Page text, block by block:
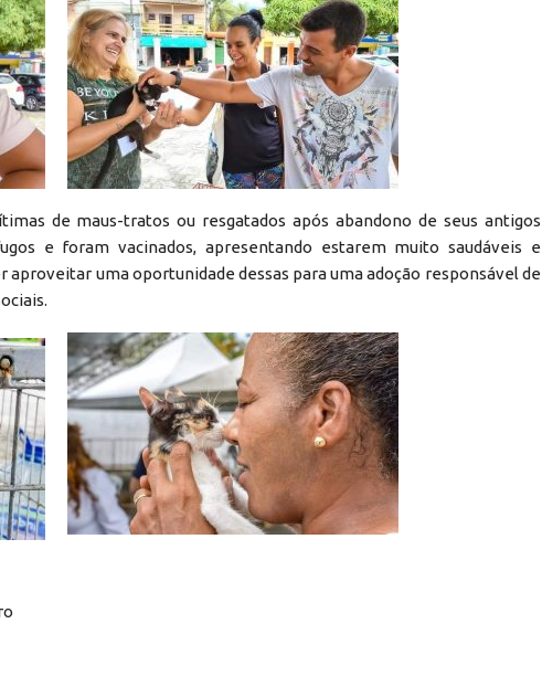
de maus-tratos ou resgatados após abandono de seus antigos
e foram vacinados, apresentando estarem muito saudáveis e
aproveitar uma oportunidade dessas para uma adoção responsável de